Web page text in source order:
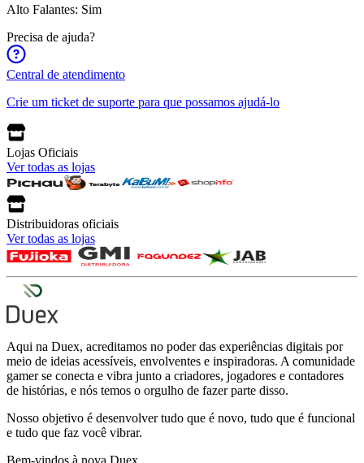
Alto Falantes: Sim
Precisa de ajuda?
Central de atendimento
Crie um ticket de suporte para que possamos ajudá-lo
Lojas Oficiais
Ver todas as lojas
Distribuidoras oficiais
Ver todas as lojas
Aqui na Duex, acreditamos no poder das experiências digitais por
meio de ideias acessíveis, envolventes e inspiradoras. A comunidade
gamer se conecta e vibra junto a criadores, jogadores e contadores
de histórias, e nós temos o orgulho de fazer parte disso.
Nosso objetivo é desenvolver tudo que é novo, tudo que é funcional
e tudo que faz você vibrar.
Bem-vindos à nova Duex.